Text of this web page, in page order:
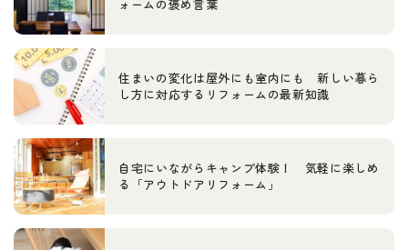
ォームの褒め言葉
住まいの変化は屋外にも室内にも 新しい暮ら
し方に対応するリフォームの最新知識
自宅にいながらキャンプ体験！ 気軽に楽しめ
る「アウトドアリフォーム」